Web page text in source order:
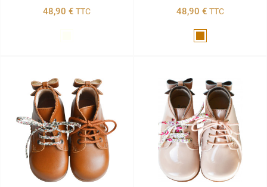
48,90 € TTC
48,90 € TTC